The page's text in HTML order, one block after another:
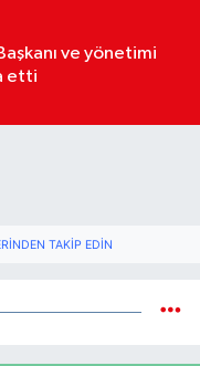
ve yönetimi
etti
TAKIP EDIN